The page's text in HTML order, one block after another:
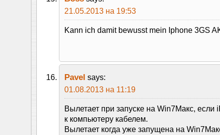
21.05.2013 на 19:53
Kann ich damit bewusst mein Iphone 3GS
Pavel says:
01.08.2013 на 11:19
Вылетает при запуске на Win7Макс, если
к компьютеру кабелем.
Вылетает когда уже запущена на